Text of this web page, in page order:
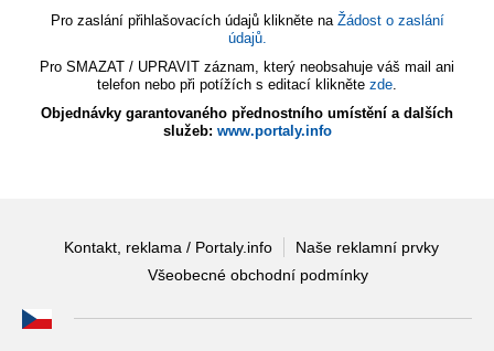
Pro zaslání přihlašovacích údajů klikněte na Žádost o zaslání
údajů.
Pro SMAZAT / UPRAVIT záznam, který neobsahuje váš mail ani
telefon nebo při potížích s editací klikněte zde.
Objednávky garantovaného přednostního umístění a dalších
služeb: www.portaly.info
Kontakt, reklama / Portaly.info
Naše reklamní prvky
Všeobecné obchodní podmínky